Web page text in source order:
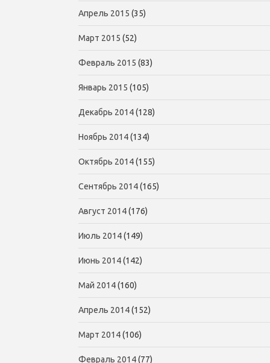
Апрель 2015 (35)
Март 2015 (52)
Февраль 2015 (83)
Январь 2015 (105)
Декабрь 2014(128)
Ноябрь 2014(134)
Октябрь 2014(155)
Сентябрь 2014(165)
Август 2014(176)
Июль 2014(149)
Июнь 2014(142)
Май 2014(160)
Апрель 2014(152)
Март 2014(106)
Февраль 2014(77)